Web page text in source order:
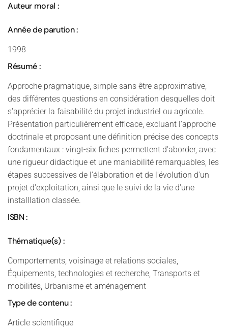
Auteur moral :
Année de parution :
1998
Résumé :
Approche pragmatique, simple sans être approximative,
des différentes questions en considération desquelles doit
s'apprécier la faisabilité du projet industriel ou agricole.
Présentation particulièrement efficace, excluant l'approche
doctrinale et proposant une définition précise des concepts
fondamentaux : vingt-six fiches permettent d'aborder, avec
une rigueur didactique et une maniabilité remarquables, les
étapes successives de l'élaboration et de l'évolution d'un
projet d'exploitation, ainsi que le suivi de la vie d'une
installlation classée.
ISBN :
Thématique(s) :
Comportements, voisinage et relations sociales,
Équipements, technologies et recherche, Transports et
mobilités, Urbanisme et aménagement
Type de contenu :
Article scientifique